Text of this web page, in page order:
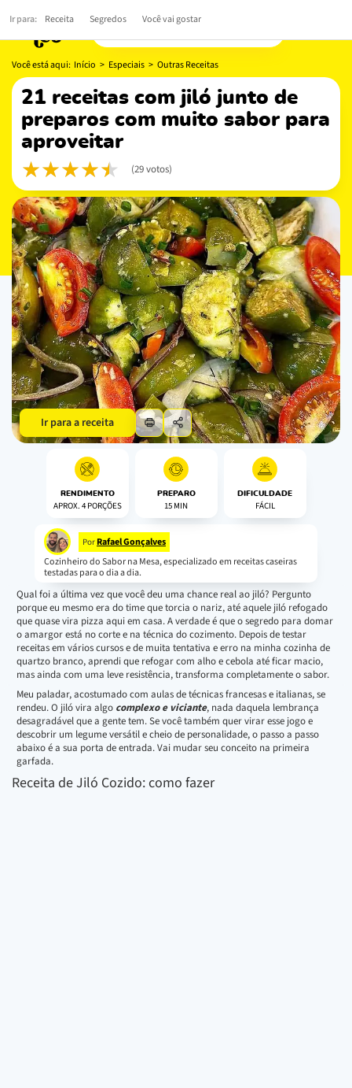
Você está aqui: Início > Especiais > Outras Receitas
21 receitas com jiló junto de
preparos com muito sabor para
aproveitar
(29 votos)
Ir para a receita
RENDIMENTO
APROX. 4 PORÇÕES
PREPARO
15 MIN
DIFICULDADE
FÁCIL
Por Rafael Gonçalves
Cozinheiro do Sabor na Mesa, especializado em receitas caseiras
testadas para o dia a dia.
Qual foi a última vez que você deu uma chance real ao jiló? Pergunto
porque eu mesmo era do time que torcia o nariz, até aquele jiló refogado
que quase vira pizza aqui em casa. A verdade é que o segredo para domar
o amargor está no corte e na técnica do cozimento. Depois de testar
receitas em vários cursos e de muita tentativa e erro na minha cozinha de
quartzo branco, aprendi que refogar com alho e cebola até ficar macio,
mas ainda com uma leve resistência, transforma completamente o sabor.
Meu paladar, acostumado com aulas de técnicas francesas e italianas, se
rendeu. O jiló vira algo complexo e viciante, nada daquela lembrança
desagradável que a gente tem. Se você também quer virar esse jogo e
descobrir um legume versátil e cheio de personalidade, o passo a passo
abaixo é a sua porta de entrada. Vai mudar seu conceito na primeira
garfada.
Receita de Jiló Cozido: como fazer
Ir para: Receita Segredos Você vai gostar